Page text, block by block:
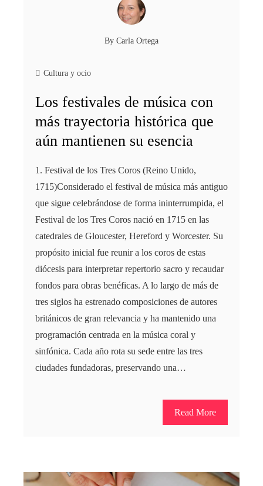
By Carla Ortega
Cultura y ocio
Los festivales de música con
más trayectoria histórica que
aún mantienen su esencia
1. Festival de los Tres Coros (Reino Unido,
1715)Considerado el festival de música más antiguo
que sigue celebrándose de forma ininterrumpida, el
Festival de los Tres Coros nació en 1715 en las
catedrales de Gloucester, Hereford y Worcester. Su
propósito inicial fue reunir a los coros de estas
diócesis para interpretar repertorio sacro y recaudar
fondos para obras benéficas. A lo largo de más de
tres siglos ha estrenado composiciones de autores
británicos de gran relevancia y ha mantenido una
programación centrada en la música coral y
sinfónica. Cada año rota su sede entre las tres
ciudades fundadoras, preservando una…
Read More